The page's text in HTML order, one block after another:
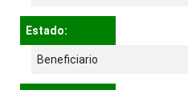
Estado:
Beneficiario